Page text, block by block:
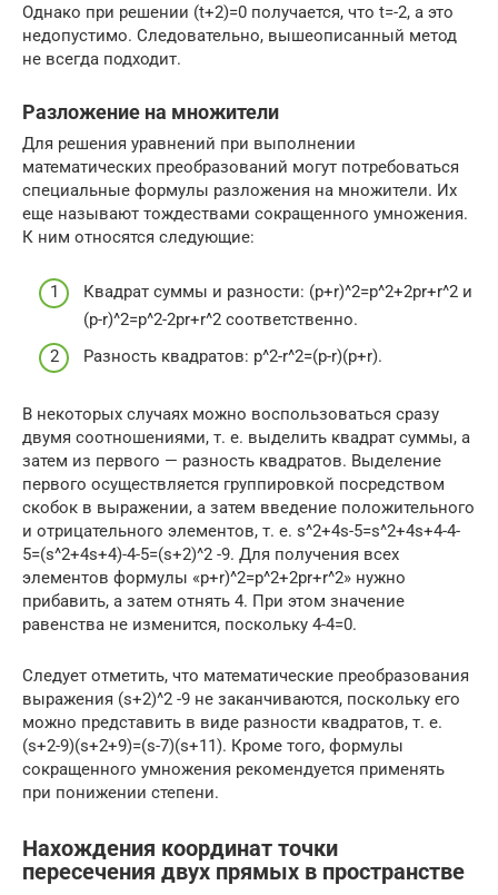
Однако при решении (t+2)=0 получается, что t=-2, а это
недопустимо. Следовательно, вышеописанный метод
не всегда подходит.
Разложение на множители
Для решения уравнений при выполнении
математических преобразований могут потребоваться
специальные формулы разложения на множители. Их
еще называют тождествами сокращенного умножения.
К ним относятся следующие:
Квадрат суммы и разности: (p+r)^2=p^2+2pr+r^2 и
(p-r)^2=p^2-2pr+r^2 соответственно.
Разность квадратов: p^2-r^2=(p-r)(p+r).
В некоторых случаях можно воспользоваться сразу
двумя соотношениями, т. е. выделить квадрат суммы, а
затем из первого — разность квадратов. Выделение
первого осуществляется группировкой посредством
скобок в выражении, а затем введение положительного
и отрицательного элементов, т. е. s^2+4s-5=s^2+4s+4-4-
5=(s^2+4s+4)-4-5=(s+2)^2 -9. Для получения всех
элементов формулы «p+r)^2=p^2+2pr+r^2» нужно
прибавить, а затем отнять 4. При этом значение
равенства не изменится, поскольку 4-4=0.
Следует отметить, что математические преобразования
выражения (s+2)^2 -9 не заканчиваются, поскольку его
можно представить в виде разности квадратов, т. е.
(s+2-9)(s+2+9)=(s-7)(s+11). Кроме того, формулы
сокращенного умножения рекомендуется применять
при понижении степени.
Нахождения координат точки
пересечения двух прямых в пространстве